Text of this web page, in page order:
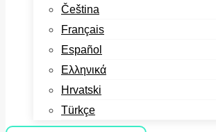
Čeština
Français
Español
Ελληνικά
Hrvatski
Türkçe